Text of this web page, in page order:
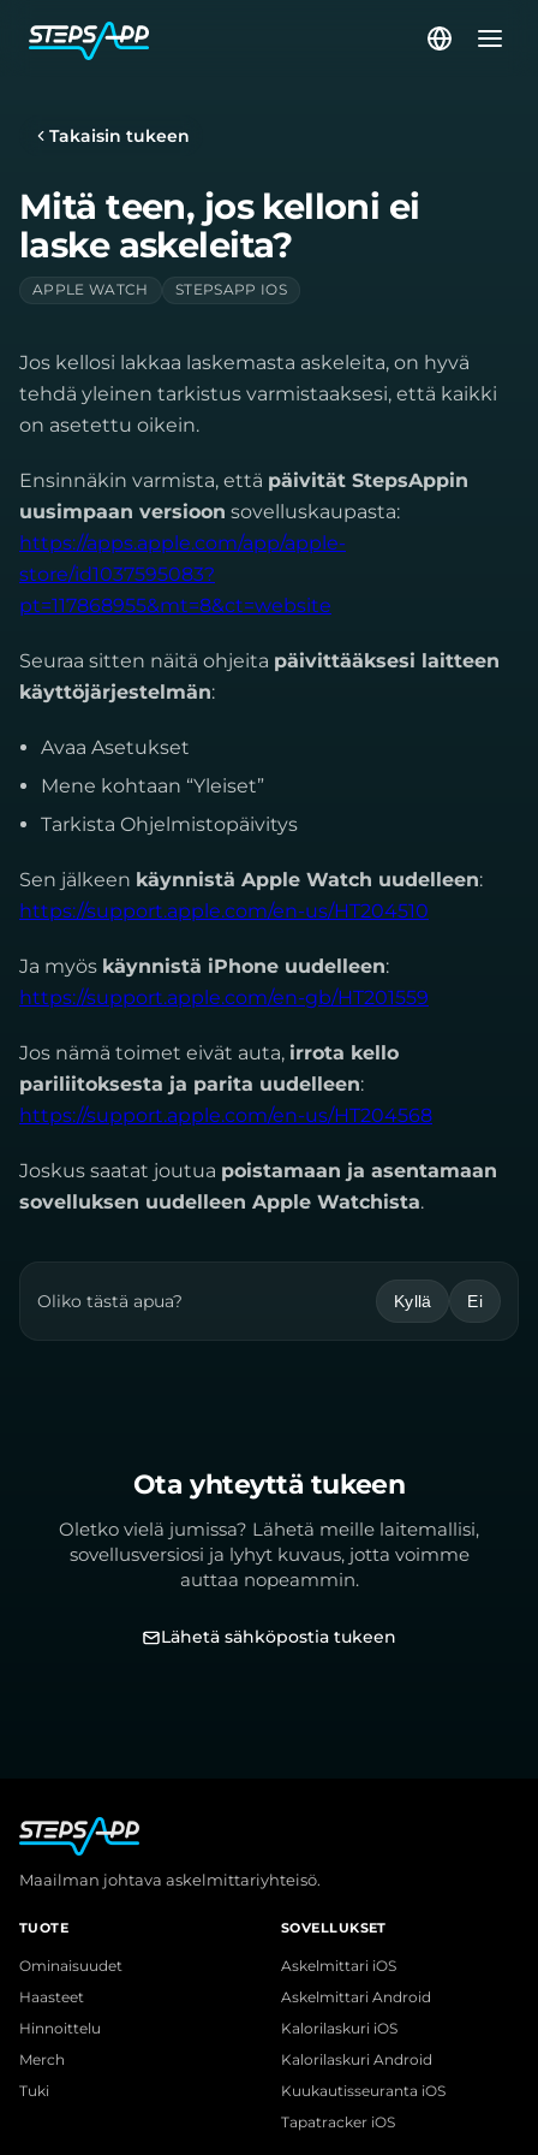
Takaisin tukeen
Mitä teen, jos kelloni ei
laske askeleita?
APPLE WATCH STEPSAPP IOS
Jos kellosi lakkaa laskemasta askeleita, on hyvä
tehdä yleinen tarkistus varmistaaksesi, että kaikki
on asetettu oikein.
Ensinnäkin varmista, että päivität StepsAppin
uusimpaan versioon sovelluskaupasta:
https://apps.apple.com/app/apple-
store/id1037595083?
pt=117868955&mt=8&ct=website
Seuraa sitten näitä ohjeita päivittääksesi laitteen
käyttöjärjestelmän:
Avaa Asetukset
Mene kohtaan “Yleiset”
Tarkista Ohjelmistopäivitys
Sen jälkeen käynnistä Apple Watch uudelleen:
https://support.apple.com/en-us/HT204510
Ja myös käynnistä iPhone uudelleen:
https://support.apple.com/en-gb/HT201559
Jos nämä toimet eivät auta, irrota kello
pariliitoksesta ja parita uudelleen:
https://support.apple.com/en-us/HT204568
Joskus saatat joutua poistamaan ja asentamaan
sovelluksen uudelleen Apple Watchista.
Oliko tästä apua? Kyllä Ei
Ota yhteyttä tukeen
Oletko vielä jumissa? Lähetä meille laitemallisi,
sovellusversiosi ja lyhyt kuvaus, jotta voimme
auttaa nopeammin.
Lähetä sähköpostia tukeen
Maailman johtava askelmittariyhteisö.
TUOTE
Ominaisuudet
Haasteet
Hinnoittelu
Merch
Tuki
SOVELLUKSET
Askelmittari iOS
Askelmittari Android
Kalorilaskuri iOS
Kalorilaskuri Android
Kuukautisseuranta iOS
Tapatracker iOS